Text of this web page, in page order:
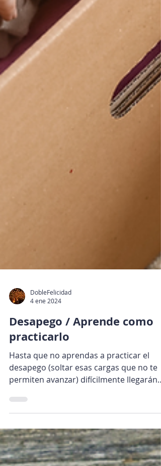
DobleFelicidad
4 ene 2024
Desapego / Aprende como
practicarlo
desapego (soltar esas cargas que no te
permiten avanzar) difícilmente llegarán
nuevas oportunidades